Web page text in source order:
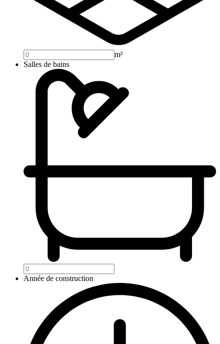
m²
Salles de bains
Année de construction